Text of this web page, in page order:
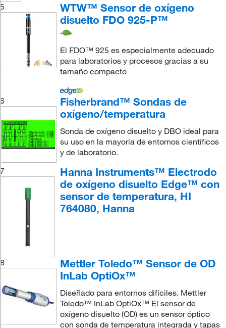
5
WTW™ Sensor de oxígeno
disuelto FDO 925-P™
El FDO™ 925 es especialmente adecuado
para laboratorios y procesos gracias a su
tamaño compacto
6
Fisherbrand™ Sondas de
oxígeno/temperatura
Sonda de oxígeno disuelto y DBO ideal para
su uso en la mayoría de entornos científicos
y de laboratorio.
7
Hanna Instruments™ Electrodo
de oxígeno disuelto Edge™ con
sensor de temperatura, HI
764080, Hanna
8
Mettler Toledo™ Sensor de OD
InLab OptiOx™
Diseñado para entornos difíciles. Mettler
Toledo™ InLab OptiOx™ El sensor de
oxígeno disuelto (OD) es un sensor óptico
con sonda de temperatura integrada y tapas